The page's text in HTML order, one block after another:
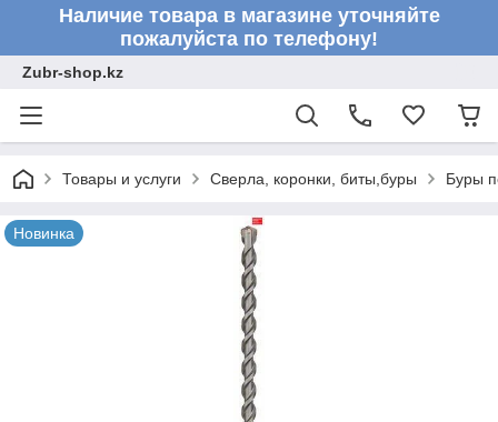
Наличие товара в магазине уточняйте
пожалуйста по телефону!
Zubr-shop.kz
Товары и услуги Сверла, коронки, биты,буры Буры
Новинка